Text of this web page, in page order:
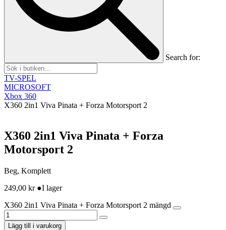
Search for:
TV-SPEL
MICROSOFT
Xbox 360
X360 2in1 Viva Pinata + Forza Motorsport 2
X360 2in1 Viva Pinata + Forza
Motorsport 2
Beg, Komplett
249,00 kr ●I lager
X360 2in1 Viva Pinata + Forza Motorsport 2 mängd
Lägg till i varukorg